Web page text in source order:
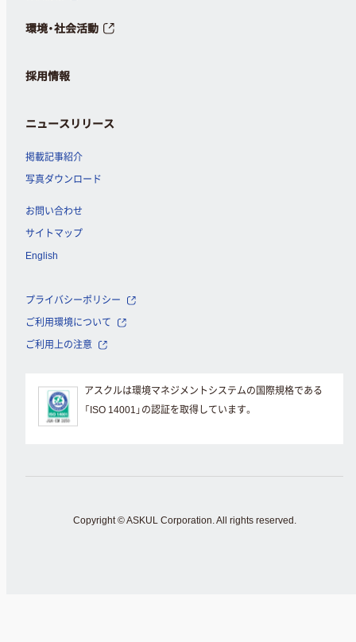
環境・社会活動
採用情報
ニュースリリース
掲載記事紹介
写真ダウンロード
お問い合わせ
サイトマップ
English
プライバシーポリシー
ご利用環境について
ご利用上の注意
アスクルは環境マネジメントシステムの国際規格である
「ISO 14001」の認証を取得しています。
Copyright © ASKUL Corporation. All rights reserved.